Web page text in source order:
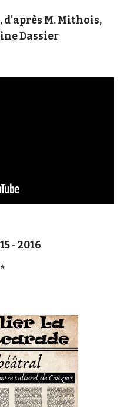
d'après M. Mithois,
Dassier
- 2016